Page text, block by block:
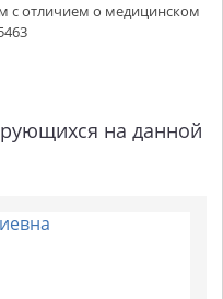
с отличием о медицинском
на данной